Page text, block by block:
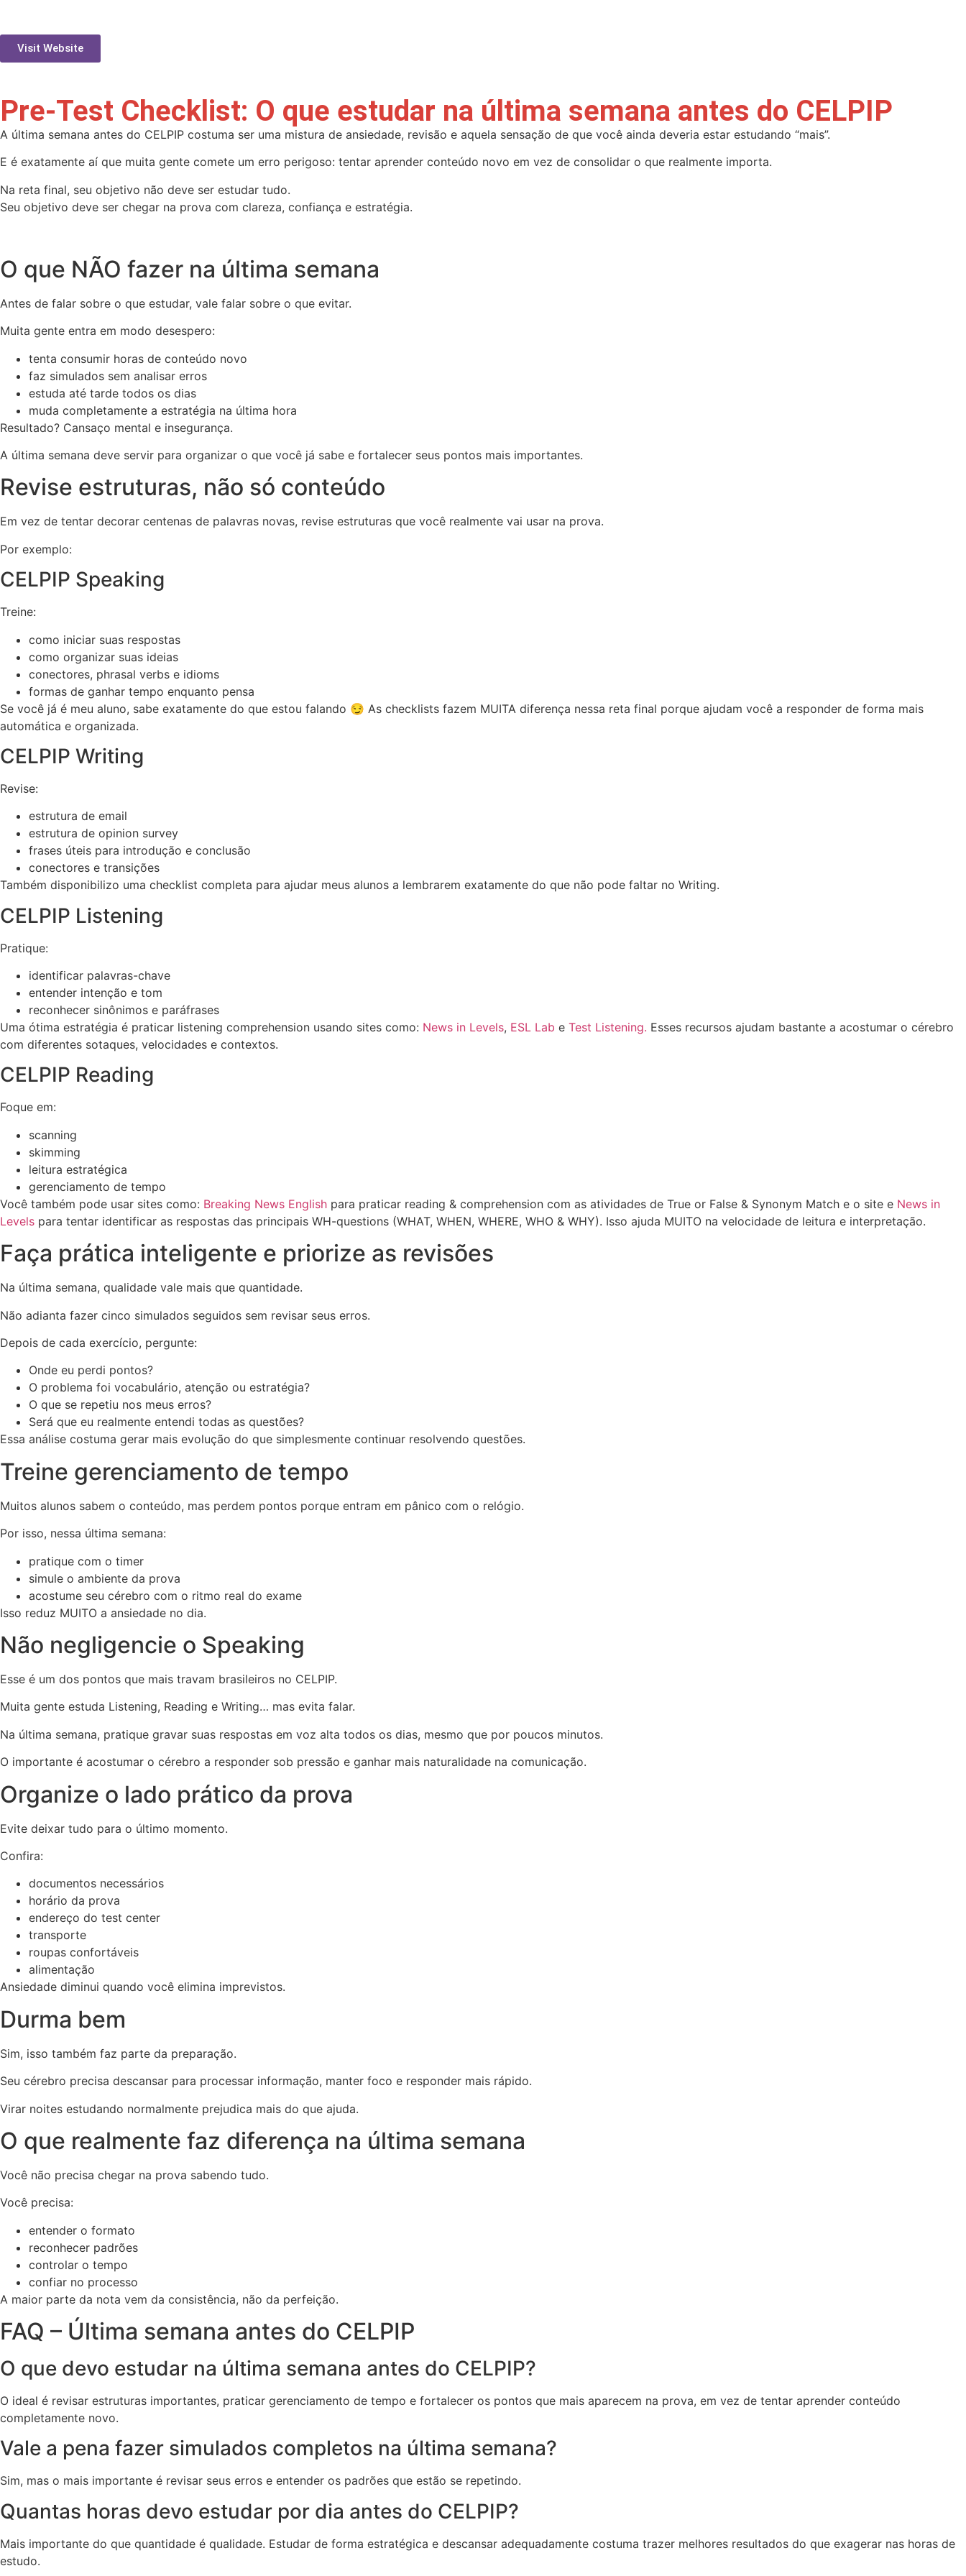
Visit Website
Pre-Test Checklist: O que estudar na última semana antes do CELPIP
A última semana antes do CELPIP costuma ser uma mistura de ansiedade, revisão e aquela sensação de que você ainda deveria estar estudando “mais”.
E é exatamente aí que muita gente comete um erro perigoso: tentar aprender conteúdo novo em vez de consolidar o que realmente importa.
Na reta final, seu objetivo não deve ser estudar tudo.
Seu objetivo deve ser chegar na prova com clareza, confiança e estratégia.
O que NÃO fazer na última semana
Antes de falar sobre o que estudar, vale falar sobre o que evitar.
Muita gente entra em modo desespero:
tenta consumir horas de conteúdo novo
faz simulados sem analisar erros
estuda até tarde todos os dias
muda completamente a estratégia na última hora
Resultado? Cansaço mental e insegurança.
A última semana deve servir para organizar o que você já sabe e fortalecer seus pontos mais importantes.
Revise estruturas, não só conteúdo
Em vez de tentar decorar centenas de palavras novas, revise estruturas que você realmente vai usar na prova.
Por exemplo:
CELPIP Speaking
Treine:
como iniciar suas respostas
como organizar suas ideias
conectores, phrasal verbs e idioms
formas de ganhar tempo enquanto pensa
Se você já é meu aluno, sabe exatamente do que estou falando 😏 As checklists fazem MUITA diferença nessa reta final porque ajudam você a responder de forma mais
automática e organizada.
CELPIP Writing
Revise:
estrutura de email
estrutura de opinion survey
frases úteis para introdução e conclusão
conectores e transições
Também disponibilizo uma checklist completa para ajudar meus alunos a lembrarem exatamente do que não pode faltar no Writing.
CELPIP Listening
Pratique:
identificar palavras-chave
entender intenção e tom
reconhecer sinônimos e paráfrases
Uma ótima estratégia é praticar listening comprehension usando sites como: News in Levels, ESL Lab e Test Listening. Esses recursos ajudam bastante a acostumar o cérebro
com diferentes sotaques, velocidades e contextos.
CELPIP Reading
Foque em:
scanning
skimming
leitura estratégica
gerenciamento de tempo
Você também pode usar sites como: Breaking News English para praticar reading & comprehension com as atividades de True or False & Synonym Match e o site e News in
Levels para tentar identificar as respostas das principais WH-questions (WHAT, WHEN, WHERE, WHO & WHY). Isso ajuda MUITO na velocidade de leitura e interpretação.
Faça prática inteligente e priorize as revisões
Na última semana, qualidade vale mais que quantidade.
Não adianta fazer cinco simulados seguidos sem revisar seus erros.
Depois de cada exercício, pergunte:
Onde eu perdi pontos?
O problema foi vocabulário, atenção ou estratégia?
O que se repetiu nos meus erros?
Será que eu realmente entendi todas as questões?
Essa análise costuma gerar mais evolução do que simplesmente continuar resolvendo questões.
Treine gerenciamento de tempo
Muitos alunos sabem o conteúdo, mas perdem pontos porque entram em pânico com o relógio.
Por isso, nessa última semana:
pratique com o timer
simule o ambiente da prova
acostume seu cérebro com o ritmo real do exame
Isso reduz MUITO a ansiedade no dia.
Não negligencie o Speaking
Esse é um dos pontos que mais travam brasileiros no CELPIP.
Muita gente estuda Listening, Reading e Writing… mas evita falar.
Na última semana, pratique gravar suas respostas em voz alta todos os dias, mesmo que por poucos minutos.
O importante é acostumar o cérebro a responder sob pressão e ganhar mais naturalidade na comunicação.
Organize o lado prático da prova
Evite deixar tudo para o último momento.
Confira:
documentos necessários
horário da prova
endereço do test center
transporte
roupas confortáveis
alimentação
Ansiedade diminui quando você elimina imprevistos.
Durma bem
Sim, isso também faz parte da preparação.
Seu cérebro precisa descansar para processar informação, manter foco e responder mais rápido.
Virar noites estudando normalmente prejudica mais do que ajuda.
O que realmente faz diferença na última semana
Você não precisa chegar na prova sabendo tudo.
Você precisa:
entender o formato
reconhecer padrões
controlar o tempo
confiar no processo
A maior parte da nota vem da consistência, não da perfeição.
FAQ – Última semana antes do CELPIP
O que devo estudar na última semana antes do CELPIP?
O ideal é revisar estruturas importantes, praticar gerenciamento de tempo e fortalecer os pontos que mais aparecem na prova, em vez de tentar aprender conteúdo
completamente novo.
Vale a pena fazer simulados completos na última semana?
Sim, mas o mais importante é revisar seus erros e entender os padrões que estão se repetindo.
Quantas horas devo estudar por dia antes do CELPIP?
Mais importante do que quantidade é qualidade. Estudar de forma estratégica e descansar adequadamente costuma trazer melhores resultados do que exagerar nas horas de
estudo.